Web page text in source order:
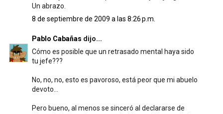
Un abrazo.
8 de septiembre de 2009 a las 8:26 p.m.
Pablo Cabañas dijo...
Cómo es posible que un retrasado mental haya sido
tu jefe???
No, no, no, esto es pavoroso, está peor que mi abuelo
devoto...
Pero bueno, al menos se sinceró al declararse de